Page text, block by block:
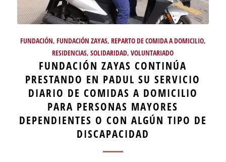
FUNDACIÓN, FUNDACIÓN ZAYAS, REPARTO DE COMIDA A DOMICILIO,
RESIDENCIAS,SOLIDARIDAD,VOLUNTARIADO
FUNDACIÓN ZAYAS CONTINÚA
PRESTANDO EN PADUL SU SERVICIO
DIARIO DE COMIDAS A DOMICILIO
PARA PERSONAS MAYORES
DEPENDIENTES O CON ALGÚN TIPO DE
DISCAPACIDAD